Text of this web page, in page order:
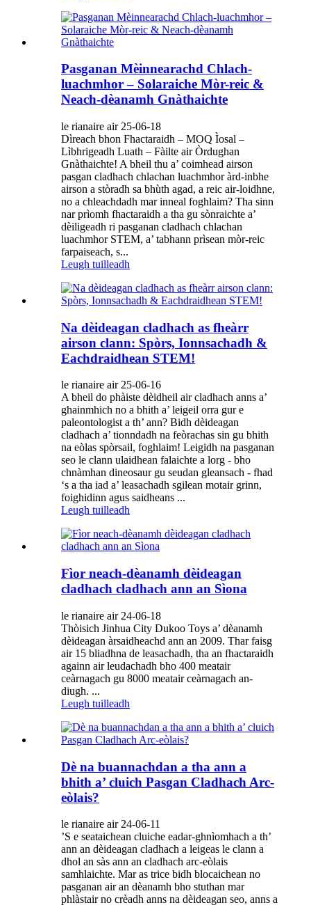
Pasganan Mèinnearachd Chlach-
luachmhor – Solaraiche Mòr-reic &
Neach-dèanamh Gnàthaichte
le rianaire air 25-06-18
Dìreach bhon Fhactaraidh – MOQ Ìosal –
Lìbhrigeadh Luath – Fàilte air Òrdughan
Gnàthaichte! A bheil thu a’ coimhead airson
pasgan cladhach chlachan luachmhor àrd-inbhe
airson a stòradh sa bhùth agad, a reic air-loidhne,
no a chleachdadh mar inneal foghlaim? Tha sinn
nar prìomh fhactaraidh a tha gu sònraichte a’
dèiligeadh ri pasganan cladhach chlachan
luachmhor STEM, a’ tabhann prìsean mòr-reic
farpaiseach, s...
Leugh tuilleadh
Na dèideagan cladhach as fheàrr
airson clann: Spòrs, Ionnsachadh &
Eachdraidhean STEM!
le rianaire air 25-06-16
A bheil do phàiste dèidheil air cladhach anns a’
ghainmhich no a bhith a’ leigeil orra gur e
paleontologist a th’ ann? Bidh dèideagan
cladhach a’ tionndadh na feòrachas sin gu bhith
na eòlas spòrsail, foghlaim! Leigidh na pasganan
seo le clann ulaidhean falaichte a lorg - bho
chnàmhan dineosaur gu seudan gleansach - fhad
‘s a tha iad a’ leasachadh sgilean motair grinn,
foighidinn agus saidheans ...
Leugh tuilleadh
Fìor neach-dèanamh dèideagan
cladhach cladhach ann an Sìona
le rianaire air 24-06-18
Thòisich Jinhua City Dukoo Toys a’ dèanamh
dèideagan àrsaidheachd ann an 2009. Thar faisg
air 15 bliadhna de leasachadh, tha an fhactaraidh
againn air leudachadh bho 400 meatair
ceàrnagach gu 8000 meatair ceàrnagach an-
diugh. ...
Leugh tuilleadh
Dè na buannachdan a tha ann a
bhith a’ cluich Pasgan Cladhach Arc-
eòlais?
le rianaire air 24-06-11
’S e seataichean cluiche eadar-ghnìomhach a th’
ann an dèideagan cladhach a leigeas le clann a
dhol an sàs ann an cladhach arc-eòlais
samhlaichte. Mar as trice bidh blocaichean no
pasganan air an dèanamh bho stuthan mar
phlàstair no crèadh anns na dèideagan seo, anns a